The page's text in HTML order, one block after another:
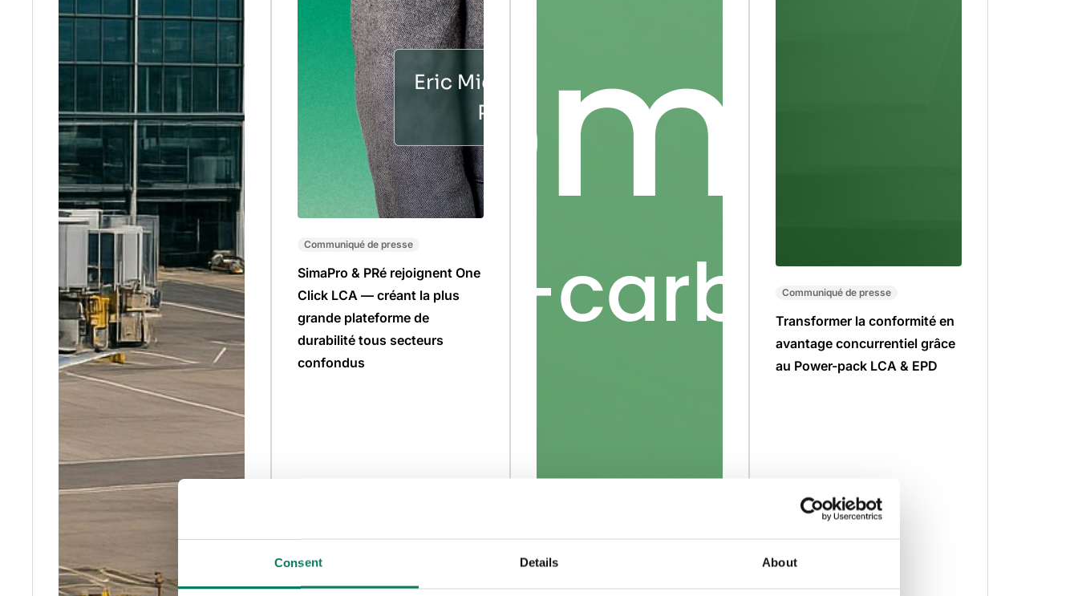
Consent Details About
Communiqué de presse
SimaPro & PRé rejoignent One
Click LCA — créant la plus
grande plateforme de
durabilité tous secteurs
confondus
Communiqué de presse
Transformer la conformité en
avantage concurrentiel grâce
au Power-pack LCA & EPD